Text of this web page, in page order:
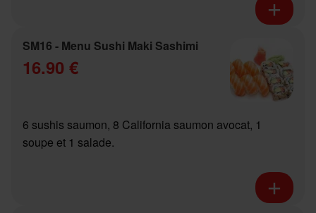
SM16 - Menu Sushi Maki Sashimi
16.90 €
6 sushis saumon, 8 California saumon avocat, 1
soupe et 1 salade.